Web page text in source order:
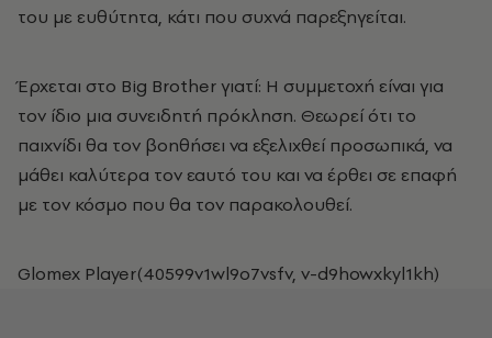
του με ευθύτητα, κάτι που συχνά παρεξηγείται.
Έρχεται στο Big Brother γιατί: Η συμμετοχή είναι για
τον ίδιο μια συνειδητή πρόκληση. Θεωρεί ότι το
παιχνίδι θα τον βοηθήσει να εξελιχθεί προσωπικά, να
μάθει καλύτερα τον εαυτό του και να έρθει σε επαφή
με τον κόσμο που θα τον παρακολουθεί.
Glomex Player(40599v1wl9o7vsfv, v-d9howxkyl1kh)